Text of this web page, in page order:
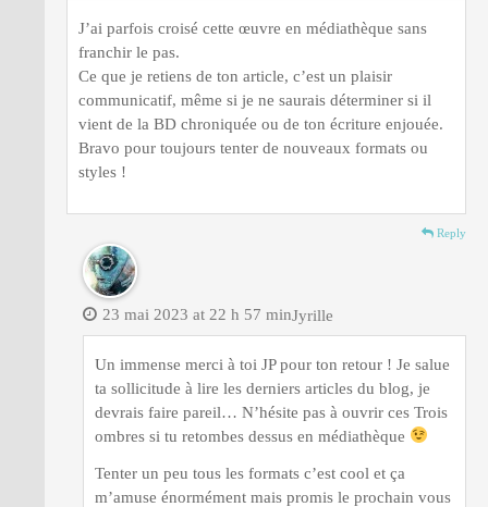
J’ai parfois croisé cette œuvre en médiathèque sans
franchir le pas.
Ce que je retiens de ton article, c’est un plaisir
communicatif, même si je ne saurais déterminer si il
vient de la BD chroniquée ou de ton écriture enjouée.
Bravo pour toujours tenter de nouveaux formats ou
styles !
Reply
Jyrille
23 mai 2023 at 22 h 57 min
Un immense merci à toi JP pour ton retour ! Je salue
ta sollicitude à lire les derniers articles du blog, je
devrais faire pareil… N’hésite pas à ouvrir ces Trois
ombres si tu retombes dessus en médiathèque
Tenter un peu tous les formats c’est cool et ça
m’amuse énormément mais promis le prochain vous